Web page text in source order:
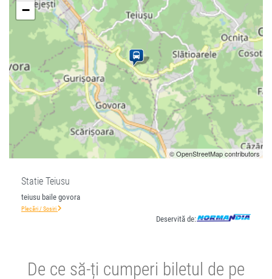
−
© OpenStreetMap contributors
Statie Teiusu
teiusu baile govora
Plecări / Sosiri
Deservită de:
De ce să-ți cumperi biletul de pe